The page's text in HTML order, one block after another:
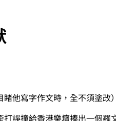
他寫字作文時，全不須塗改
誤撞給香港樂壇捧出一個